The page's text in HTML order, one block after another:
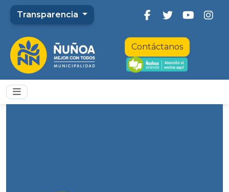
Transparencia
Contáctanos